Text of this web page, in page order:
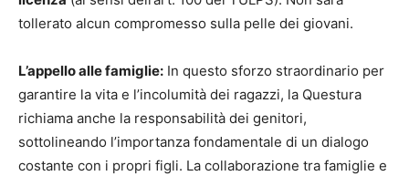
tollerato alcun compromesso sulla pelle dei giovani.
L’appello alle famiglie: In questo sforzo straordinario per
garantire la vita e l’incolumità dei ragazzi, la Questura
richiama anche la responsabilità dei genitori,
sottolineando l’importanza fondamentale di un dialogo
costante con i propri figli. La collaborazione tra famiglie e